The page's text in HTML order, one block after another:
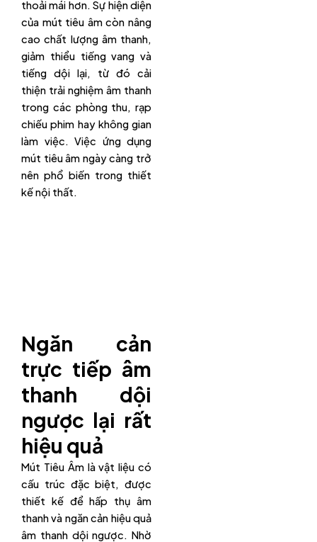
thoải mái hơn. Sự hiện diện
của mút tiêu âm còn nâng
cao chất lượng âm thanh,
giảm thiểu tiếng vang và
tiếng dội lại, từ đó cải
thiện trải nghiệm âm thanh
trong các phòng thu, rạp
chiếu phim hay không gian
làm việc. Việc ứng dụng
mút tiêu âm ngày càng trở
nên phổ biến trong thiết
kế nội thất.
Ngăn cản
trực tiếp âm
thanh dội
ngược lại rất
hiệu quả
Mút Tiêu Âm là vật liệu có
cấu trúc đặc biệt, được
thiết kế để hấp thụ âm
thanh và ngăn cản hiệu quả
âm thanh dội ngược. Nhờ